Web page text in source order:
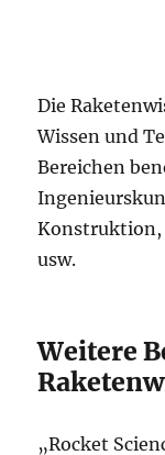
Die
Wissen und
Bereichen
Konstruktion,
usw.
Weitere
„Rocket